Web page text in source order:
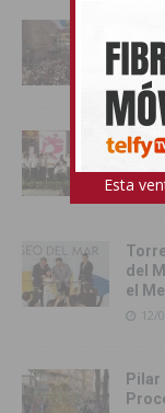
de
13/
con
13/
del
el
12/
Pilar
Esta